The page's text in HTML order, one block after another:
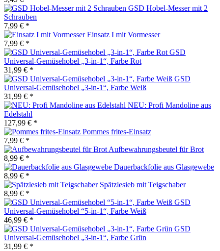
GSD Hobel-Messer mit 2
Schrauben
7,99 € *
Einsatz I mit Vormesser
7,99 € *
GSD
Universal-Gemüsehobel „3-in-1“, Farbe Rot
31,99 € *
GSD
Universal-Gemüsehobel „3-in-1“, Farbe Weiß
31,99 € *
NEU: Profi Mandoline aus
Edelstahl
127,99 € *
Pommes frites-Einsatz
7,99 € *
Aufbewahrungsbeutel für Brot
8,99 € *
Dauerbackfolie aus Glasgewebe
8,99 € *
Spätzlesieb mit Teigschaber
8,99 € *
GSD
Universal-Gemüsehobel “5-in-1“, Farbe Weiß
46,99 € *
GSD
Universal-Gemüsehobel „3-in-1“, Farbe Grün
31,99 € *